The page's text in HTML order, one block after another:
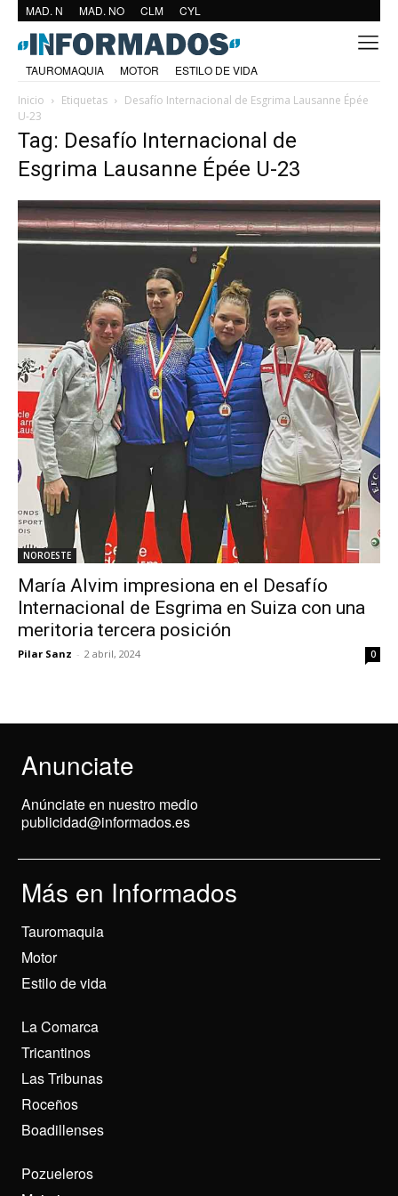
MAD. N MAD. NO CLM CYL
TAUROMAQUIA MOTOR
ESTILO DE VIDA
Inicio
Etiquetas
Desafío Internacional de Esgrima Lausanne Épée
U-23
Tag: Desafío Internacional de
Esgrima Lausanne Épée U-23
NOROESTE
María Alvim impresiona en el Desafío
Internacional de Esgrima en Suiza con una
meritoria tercera posición
Pilar Sanz - 2 abril, 2024 0
Anunciate
Anúnciate en nuestro medio
publicidad@informados.es
Más en Informados
Tauromaquia
Motor
Estilo de vida
La Comarca
Tricantinos
Las Tribunas
Roceños
Boadillenses
Pozueleros